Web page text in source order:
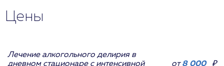
Цены
Лечение алкогольного делирия в
дневном стационаре с интенсивной
от8 000 ₽